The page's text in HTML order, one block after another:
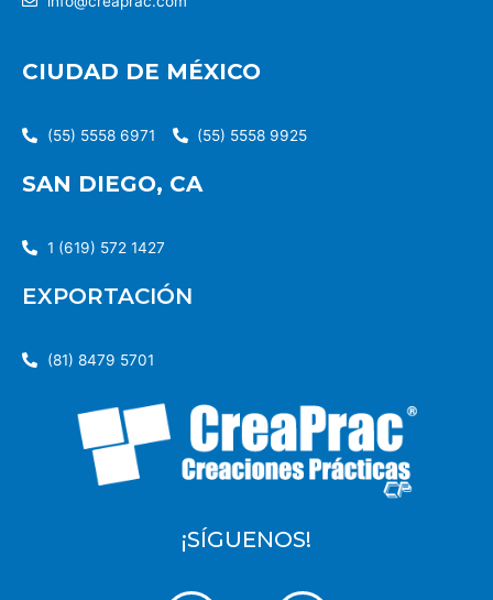
CIUDAD DE MÉXICO
(55) 5558 6971 (55) 5558 9925
SAN DIEGO, CA
1 (619) 572 1427
EXPORTACIÓN
(81) 8479 5701
¡SÍGUENOS!